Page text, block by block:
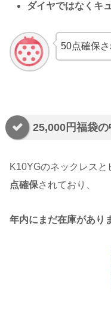
ダイヤではなくキ
50点確保
25,000円福袋の
K10YGのネックレス
点確保されており、
年内にまだ在庫があり